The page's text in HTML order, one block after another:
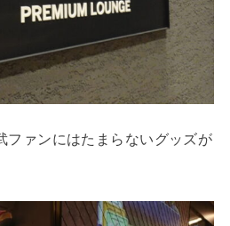
ファンにはたまらないグッズが